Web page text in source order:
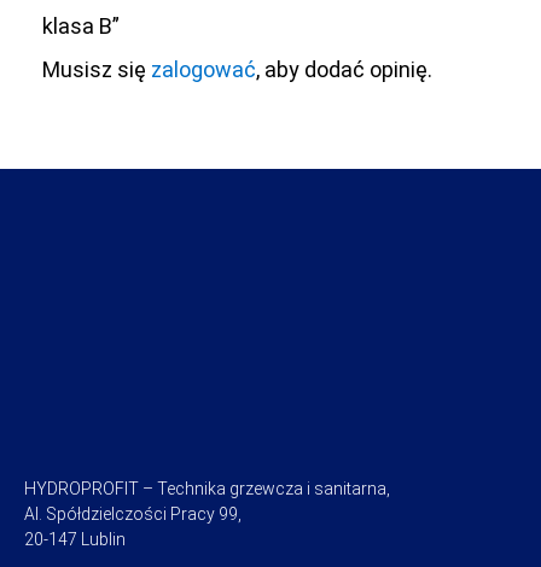
klasa B”
Musisz się zalogować, aby dodać opinię.
HYDROPROFIT – Technika grzewcza i sanitarna,
Al. Spółdzielczości Pracy 99,
20-147 Lublin